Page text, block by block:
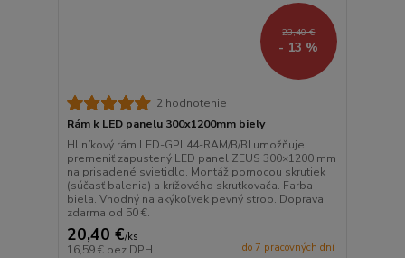
23,40 €
- 13 %
2 hodnotenie
Rám k LED panelu 300x1200mm biely
Hliníkový rám LED-GPL44-RAM/B/BI umožňuje
premeniť zapustený LED panel ZEUS 300×1200 mm
na prisadené svietidlo. Montáž pomocou skrutiek
(súčasť balenia) a krížového skrutkovača. Farba
biela. Vhodný na akýkoľvek pevný strop. Doprava
zdarma od 50 €.
20,40 €/ks
16,59 € bez DPH do 7 pracovných dní